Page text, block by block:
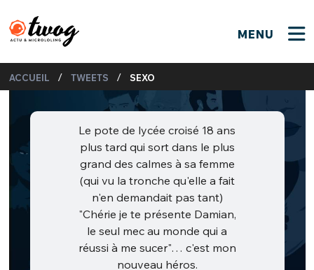
MENU
ACCUEIL / TWEETS / SEXO
Le pote de lycée croisé 18 ans
plus tard qui sort dans le plus
grand des calmes à sa femme
(qui vu la tronche qu'elle a fait
n'en demandait pas tant)
"Chérie je te présente Damian,
le seul mec au monde qui a
réussi à me sucer"… c'est mon
nouveau héros.
Bienvenue !
JE M'INSCRIS
*
PASSWORD *
Connexion
MOT DE PASSE Mot de passe perdu ?
FERMER
VOTRE PARTICIPATION
Que souhaitez-vous proposer ?
Quelques tweets
C'EST PARTI
Ma propre sélection
M'INSCRIRE